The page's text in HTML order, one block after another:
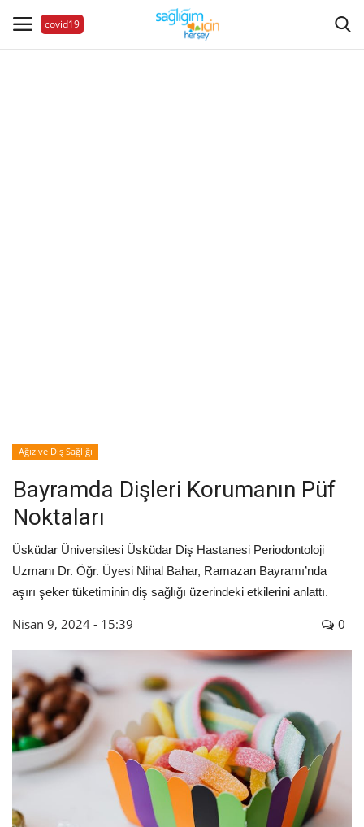
covid19
Tanı-Tedavi
Ağız ve Diş Sağlığı
Bayramda Dişleri Korumanın Püf
Noktaları
Üsküdar Üniversitesi Üsküdar Diş Hastanesi Periodontoloji
Uzmanı Dr. Öğr. Üyesi Nihal Bahar, Ramazan Bayramı’nda
aşırı şeker tüketiminin diş sağlığı üzerindeki etkilerini anlattı.
Nisan 9, 2024 - 15:39 0